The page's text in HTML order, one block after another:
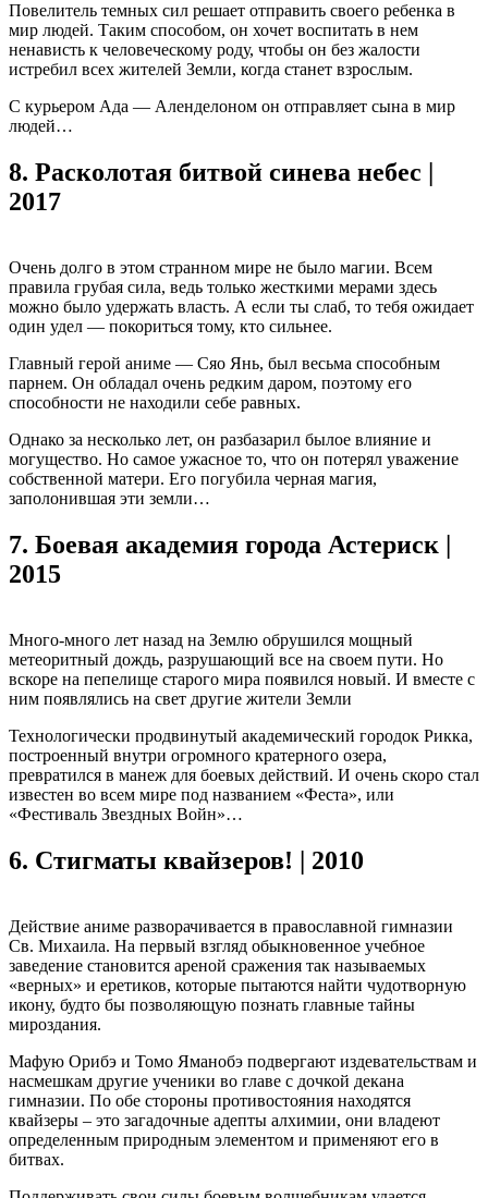
Повелитель темных сил решает отправить своего ребенка в
мир людей. Таким способом, он хочет воспитать в нем
ненависть к человеческому роду, чтобы он без жалости
истребил всех жителей Земли, когда станет взрослым.
С курьером Ада — Аленделоном он отправляет сына в мир
людей…
8. Расколотая битвой синева небес |
2017
Очень долго в этом странном мире не было магии. Всем
правила грубая сила, ведь только жесткими мерами здесь
можно было удержать власть. А если ты слаб, то тебя ожидает
один удел — покориться тому, кто сильнее.
Главный герой аниме — Сяо Янь, был весьма способным
парнем. Он обладал очень редким даром, поэтому его
способности не находили себе равных.
Однако за несколько лет, он разбазарил былое влияние и
могущество. Но самое ужасное то, что он потерял уважение
собственной матери. Его погубила черная магия,
заполонившая эти земли…
7. Боевая академия города Астериск |
2015
Много-много лет назад на Землю обрушился мощный
метеоритный дождь, разрушающий все на своем пути. Но
вскоре на пепелище старого мира появился новый. И вместе с
ним появлялись на свет другие жители Земли
Технологически продвинутый академический городок Рикка,
построенный внутри огромного кратерного озера,
превратился в манеж для боевых действий. И очень скоро стал
известен во всем мире под названием «Феста», или
«Фестиваль Звездных Войн»…
6. Стигматы квайзеров! | 2010
Действие аниме разворачивается в православной гимназии
Св. Михаила. На первый взгляд обыкновенное учебное
заведение становится ареной сражения так называемых
«верных» и еретиков, которые пытаются найти чудотворную
икону, будто бы позволяющую познать главные тайны
мироздания.
Мафую Орибэ и Томо Яманобэ подвергают издевательствам и
насмешкам другие ученики во главе с дочкой декана
гимназии. По обе стороны противостояния находятся
квайзеры – это загадочные адепты алхимии, они владеют
определенным природным элементом и применяют его в
битвах.